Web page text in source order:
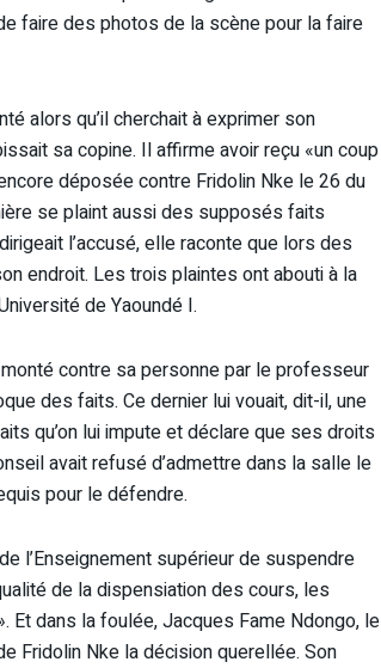
faire des photos de la scène pour la faire
alors qu’il cherchait à exprimer son
sa copine. Il affirme avoir reçu «un coup
déposée contre Fridolin Nke le 26 du
se plaint aussi des supposés faits
l’accusé, elle raconte que lors des
endroit. Les trois plaintes ont abouti à la
de Yaoundé I.
contre sa personne par le professeur
des faits. Ce dernier lui vouait, dit-il, une
qu’on lui impute et déclare que ses droits
avait refusé d’admettre dans la salle le
pour le défendre.
l’Enseignement supérieur de suspendre
de la dispensiation des cours, les
Et dans la foulée, Jacques Fame Ndongo, le
Fridolin Nke la décision querellée. Son